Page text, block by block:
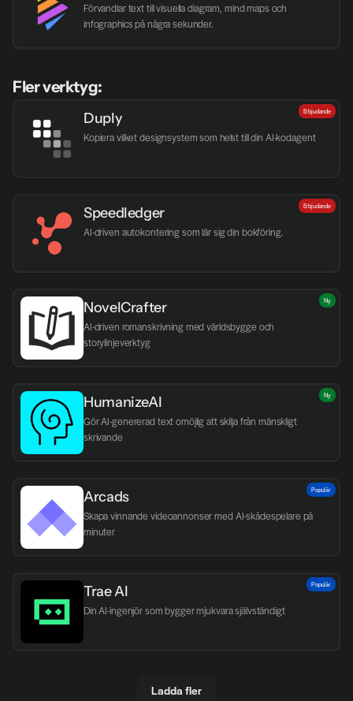
Förvandlar text till visuella diagram, mind maps och
infographics på några sekunder.
Fler verktyg:
Duply
Kopiera vilket designsystem som helst till din AI-kodagent
Erbjudande
Speedledger
AI-driven autokontering som lär sig din bokföring.
Erbjudande
NovelCrafter
AI-driven romanskrivning med världsbygge och
storylinjeverktyg
Ny
HumanizeAI
Gör AI-genererad text omöjlig att skilja från mänskligt
skrivande
Ny
Arcads
Skapa vinnande videoannonser med AI-skådespelare på
minuter
Populär
Trae AI
Din AI-ingenjör som bygger mjukvara självständigt
Populär
Ladda fler